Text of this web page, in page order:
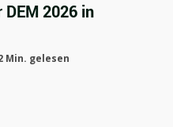
2026 in
Min. gelesen